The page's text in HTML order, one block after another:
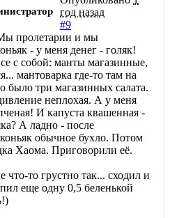
год назад
#9
пролетарии и мы
- у меня денег - голяк!
с собой: манты магазинные,
мантоварка где-то там на
было три магазинных салата.
неплохая. А у меня
И капуста квашенная -
А ладно - после
обычное бухло. Потом
Хаома. Приговорили её.
что-то грустно так... сходил и
еще одну 0,5 беленькой